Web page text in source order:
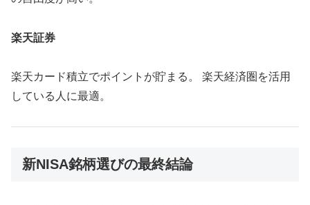
楽天証券
楽天カード積立でポイントが貯まる。 楽天経済圏を活用
している人に最適。
新NISA銘柄選びの最終結論